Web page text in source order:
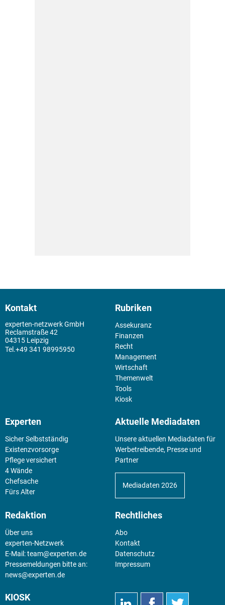
Kontakt
experten-netzwerk GmbH
Reclamstraße 42
04315 Leipzig
+49 341 98995950
Rubriken
Assekuranz
Finanzen
Recht
Management
Wirtschaft
Themenwelt
Tools
Kiosk
Experten
Sicher Selbstständig
Existenz­vorsorge
Pflege versichert
4 Wände
Chefsache
Fürs Alter
Aktuelle Mediadaten
Unsere aktuellen Mediadaten für
Werbetreibende, Presse und
Partner
Mediadaten 2026
Redaktion
Über uns
experten-Netzwerk
E-Mail:team@experten.de
Pressemeldungen bitte an:
news@experten.de
Rechtliches
Abo
Kontakt
Datenschutz
Impressum
KIOSK